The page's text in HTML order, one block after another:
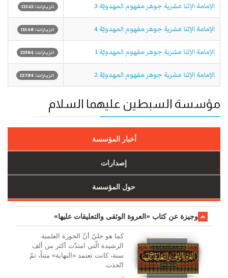
الإمامة الإثنا عشرية جوهر مفهوم المهدويّة 3 الزيارات: 12142
الإمامة الإثنا عشرية جوهر مفهوم المهدويّة 4 الزيارات: 11568
الإمامة الإثنا عشرية جوهر مفهوم المهدويّة 1 الزيارات: 13384
الإمامة الإثنا عشرية جوهر مفهوم المهدويّة 2 الزيارات: 12784
مؤسسة السبطين عليهما السلام
أخبار المؤسسة
إصدارات
حول المؤسسة
وجیزة عن کتاب «العروة الوثقی والتعلیقات علیها»
کما هو جليّ أنّ الحوزة العلمیة
الرشیدة الّتي امتدّت أكثر من ألف
سنة، كانت تعتمد «النهاية» متناً، ثمّ
اتّخذت